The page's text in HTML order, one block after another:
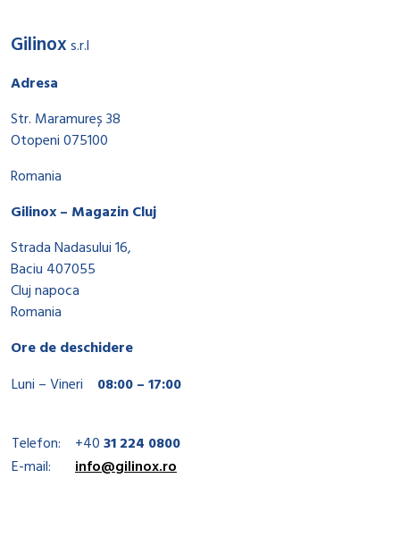
Gilinoxs.r.l
Adresa
Str. Maramureș 38
Otopeni 075100
Romania
Gilinox – Magazin Cluj
Strada Nadasului 16,
Baciu 407055
Cluj napoca
Romania
Ore de deschidere
Luni – Vineri
08:00 – 17:00
Telefon: +4031 224 0800
E-mail:
info@gilinox.ro